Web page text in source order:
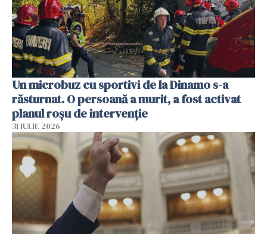
Un microbuz cu sportivi de la Dinamo s-a
răsturnat. O persoană a murit, a fost activat
planul roșu de intervenție
31 IULIE 2026